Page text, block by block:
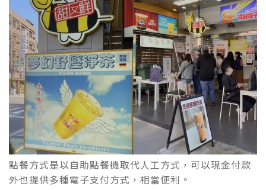
點餐方式是以自助點餐機取代人工方式，可以現金付款
外也提供多種電子支付方式，相當便利。